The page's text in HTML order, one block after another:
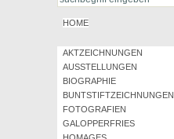
HOME
AKTZEICHNUNGEN
AUSSTELLUNGEN
BIOGRAPHIE
BUNTSTIFTZEICHNUNGEN
FOTOGRAFIEN
GALOPPERFRIES